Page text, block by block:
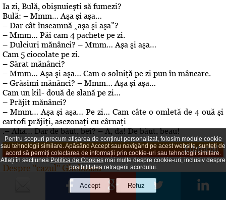
Ia zi, Bulă, obişnuieşti să fumezi?
Bulă: – Mmm… Aşa şi aşa…
– Dar cât înseamnă „aşa şi aşa”?
– Mmm… Păi cam 4 pachete pe zi.
– Dulciuri mănânci? – Mmm… Aşa şi aşa…
Cam 5 ciocolate pe zi.
– Sărat mănânci?
– Mmm… Aşa şi aşa… Cam o solniţă pe zi pun în mâncare.
– Grăsimi mănânci? – Mmm… Aşa şi aşa…
Cam un kil- două de slană pe zi…
– Prăjit mănânci?
– Mmm… Aşa şi aşa… Pe zi… Cam câte o omletă de 4 ouă şi
cartofi prăjiţi, asezonaţi cu cârnaţi
.– Aha… Dar de băut, bei? – A, da! De băut, beau!
Editorial
Despre "cazul" Gheboasa
A luat foc internetul, au navalit deontologii, au explodat
opiniile. Cazul Gheboasa, la mare concurenta cu fata ucisa
Pentru scopuri precum afișarea de conținut personalizat, folosim module cookie
sau tehnologii similare. Apăsând Accept sau navigând pe acest website, sunteți de
acord să permiți colectarea de informații prin cookie-uri sau tehnologii similare.
Aflați în secțiunea Politica de Cookies mai multe despre cookie-uri, inclusiv despre
posibilitatea retragerii acordului.